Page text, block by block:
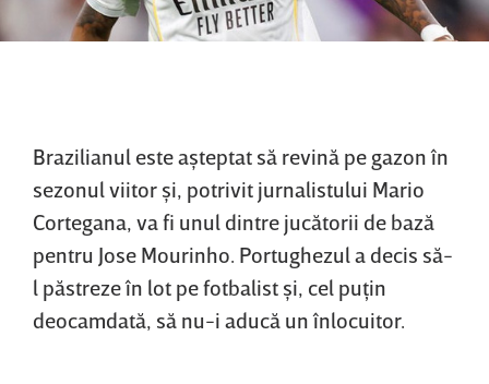
Brazilianul este aşteptat să revină pe gazon în
sezonul viitor şi, potrivit jurnalistului Mario
Cortegana, va fi unul dintre jucătorii de bază
pentru Jose Mourinho. Portughezul a decis să-
l păstreze în lot pe fotbalist şi, cel puţin
deocamdată, să nu-i aducă un înlocuitor.